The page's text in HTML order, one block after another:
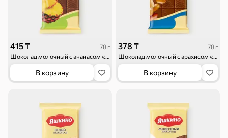
415 ₸
78 г
Шоколад молочный с ананасом «Яшкино», 78 г
В корзину
378 ₸
78 г
Шоколад молочный с арахисом «Яшкино», 78 г
В корзину
Тараллини
Снеки и орехи
Орехи, мясо,